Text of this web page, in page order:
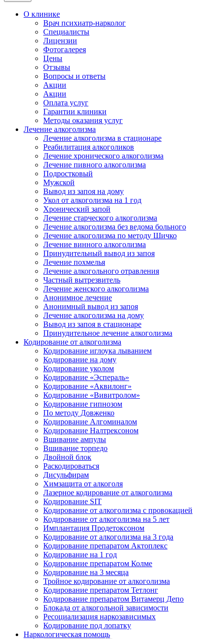
О клинике
Врач психиатр-нарколог
Специалисты
Лицензии
Фотогалерея
Цены
Отзывы
Вопросы и ответы
Акции
Акции
Оплата услуг
Гарантии клиники
Методы оказания услуг
Лечение алкоголизма
Лечение алкоголизма в стационаре
Реабилитация алкоголиков
Лечение хронического алкоголизма
Лечение пивного алкоголизма
Подростковый
Мужской
Вывод из запоя на дому
Укол от алкоголизма на 1 год
Хронический запой
Лечение старческого алкоголизма
Лечение алкоголизма без ведома больного
Лечение алкоголизма по методу Шичко
Лечение винного алкоголизма
Принудительный вывод из запоя
Лечение похмелья
Лечение алкогольного отравления
Частный вытрезвитель
Лечение женского алкоголизма
Анонимное лечение
Анонимный вывод из запоя
Лечение алкоголизма на дому
Вывод из запоя в стационаре
Принудительное лечение алкоголизма
Кодирование от алкоголизма
Кодирование иглоука лыванием
Кодирование на дому
Кодирование уколом
Кодирование «Эспераль»
Кодирование «Аквилонг»
Кодирование «Вивитролом»
Кодирование гипнозом
По методу Довженко
Кодирование Алгоминалом
Кодирование Налтрексоном
Вшивание ампулы
Вшивание торпедо
Двойной блок
Раскодироваться
Дисульфирам
Химзащита от алкоголя
Лазерное кодирование от алкоголизма
Кодирование SIT
Кодирование от алкоголизма с провокацией
Кодирование от алкоголизма на 5 лет
Имплантация Продетоксоном
Кодирование от алкоголизма на 3 года
Кодирование препаратом Актоплекс
Кодирование на 1 год
Кодирование препаратом Колме
Кодирование на 3 месяца
Тройное кодирование от алкоголизма
Кодирование препаратом Тетлонг
Кодирование препаратом Витамерц Депо
Блокада от алкогольной зависимости
Ресоциализация наркозависимых
Кодирование под лопатку
Наркологическая помощь